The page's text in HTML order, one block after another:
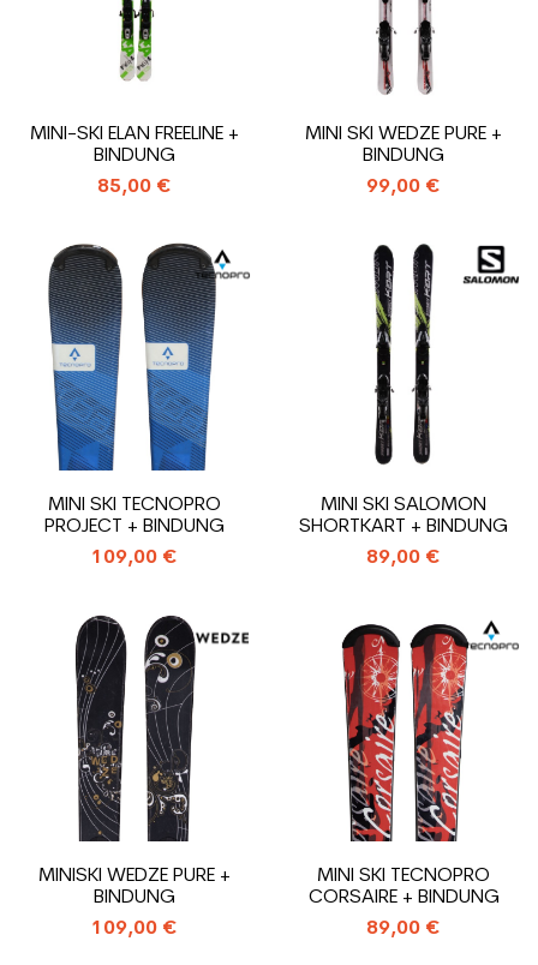
MINI-SKI ELAN FREELINE +
BINDUNG
85,00 €
MINI SKI WEDZE PURE +
BINDUNG
99,00 €
MINI SKI TECNOPRO
PROJECT + BINDUNG
109,00 €
MINI SKI SALOMON
SHORTKART + BINDUNG
89,00 €
MINISKI WEDZE PURE +
BINDUNG
109,00 €
MINI SKI TECNOPRO
CORSAIRE + BINDUNG
89,00 €